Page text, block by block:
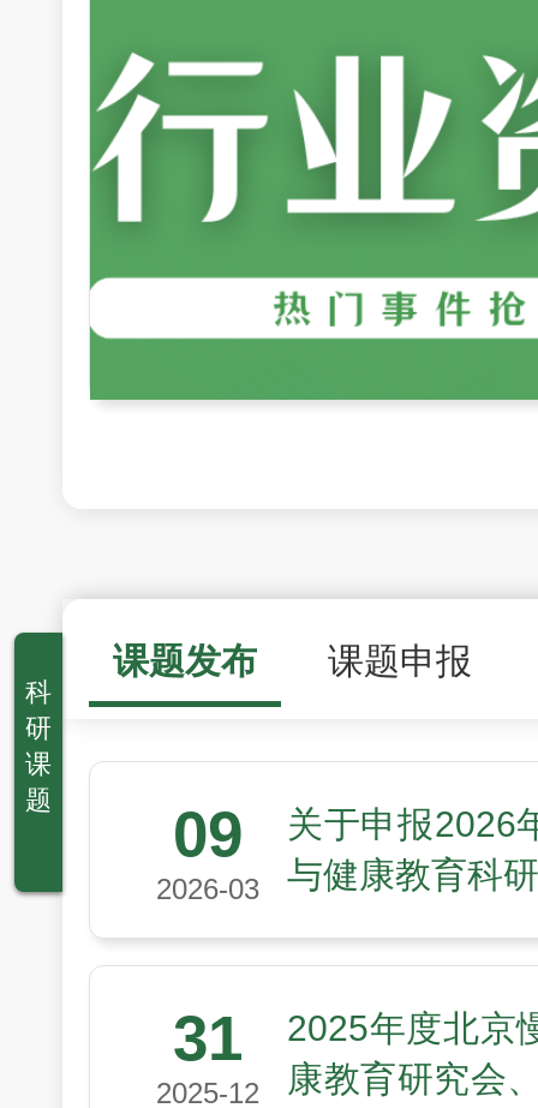
科
研
课
题
课题发布 课题申报
09
2026-03
关于申报2026
与健康教育科
31
2025-12
2025年度北京
康教育研究会